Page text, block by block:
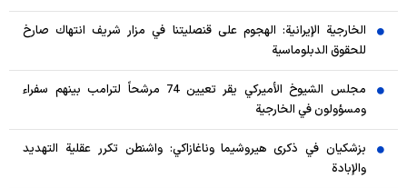
الخارجية الإيرانية: الهجوم على قنصليتنا في مزار شريف انتهاك صارخ
للحقوق الدبلوماسية
مجلس الشيوخ الأميركي يقر تعيين 74 مرشحاً لترامب بينهم سفراء
ومسؤولون في الخارجية
بزشكيان في ذكرى هيروشيما وناغازاكي: واشنطن تكرر عقلية التهديد
والإبادة